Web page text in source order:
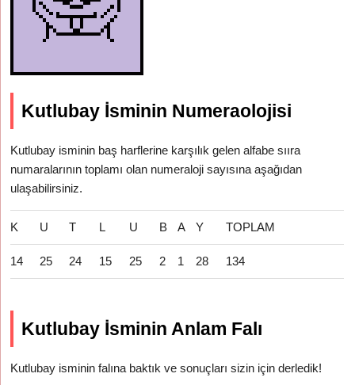
Kutlubay İsminin Numeraolojisi
Kutlubay isminin baş harflerine karşılık gelen alfabe sııra
numaralarının toplamı olan numeraloji sayısına aşağıdan
ulaşabilirsiniz.
K U T L U B A Y TOPLAM
14 25 24 15 25 2 1 28 134
Kutlubay İsminin Anlam Falı
Kutlubay isminin falına baktık ve sonuçları sizin için derledik!